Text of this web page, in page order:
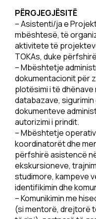
PËRGJEGJËSITË
– Asistenti/ja e
mbështesë, të
aktivitete të
TOKAs, duke
– Mbështetje
dokumentacionit për
plotësimi i të
databazave,
dokumenteve
autorizimi i prindit.
– Mbështetje
koordinatorët dhe
përfshirë asistencë
ekskursioneve,
studimore, kampeve
identifikimin dhe
– Komunikimin me
(si mentorë, drejtorë